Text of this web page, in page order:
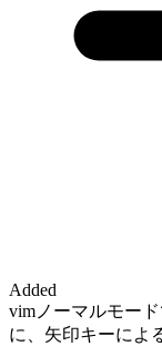
Added
vimノーマルモー
に、矢印キーによ